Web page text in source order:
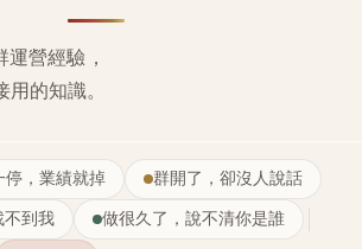
營經驗，
用的知識。
停，業績就掉 群開了，卻沒人說話
不到我 做很久了，說不清你是誰